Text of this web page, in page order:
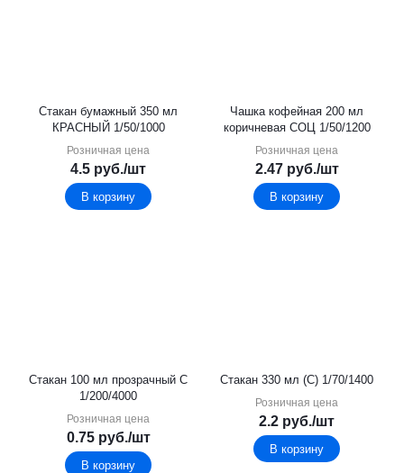
Стакан бумажный 350 мл
КРАСНЫЙ 1/50/1000
Розничная цена
4.5 руб./шт
В корзину
Чашка кофейная 200 мл
коричневая СОЦ 1/50/1200
Розничная цена
2.47руб./шт
В корзину
Стакан 100 мл прозрачный С
1/200/4000
Розничная цена
0.75руб./шт
В корзину
Стакан 330 мл (С) 1/70/1400
Розничная цена
2.2 руб./шт
В корзину